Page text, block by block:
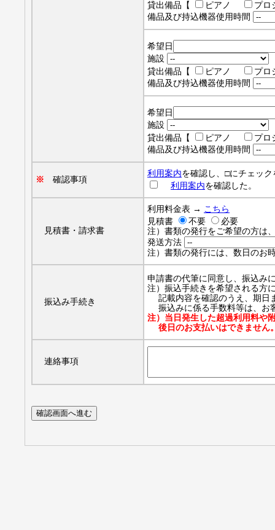
貸出備品【
ピアノ
プロ
備品及び持込機器使用時間
希望日
施設
貸出備品【
ピアノ
プロ
備品及び持込機器使用時間
希望日
施設
貸出備品【
ピアノ
プロ
備品及び持込機器使用時間
※ 確認事項
利用案内を確認し、□にチェッ
利用案内を確認した。
見積書・請求書
利用料金表 → こちら
見積書
不要 必要
注）書類の発行をご希望の方は
発送方法
注）書類の発行には、数日のお
振込み手続き
申請書の代筆に同意し、振込み
注）振込手続きを希望される方
記載内容を確認のうえ、期日
振込みに係る手数料等は、お
注）当日発生した超過利用料や
後日のお支払いはできません
連絡事項